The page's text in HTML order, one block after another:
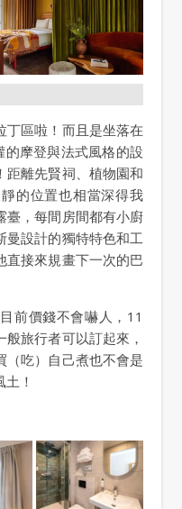
丁區啦！而且是坐落在
摩登與法式風格的設
距離先賢祠、植物園和
的位置也相當深得我
臺，每間房間都有小廚
曼設計的獨特特色和工
直接來規畫下一次的巴
前價錢不會嚇人，11
旅行者可以訂起來，
（吃）自己煮也不會是
！